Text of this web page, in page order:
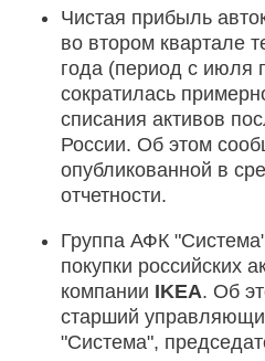
Чистая прибыль
во втором квартале
года (период с июля
сократилась
списания активов
России. Об этом
опубликованной в
отчетности.
Группа АФК
покупки российских
компании IKEA. Об
старший
"Система",